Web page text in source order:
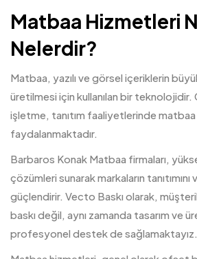
Matbaa Hizmetleri
Nelerdir?
Matbaa , yazılı ve görsel içeriklerin
üretilmesi için kullanılan bir
işletme, tanıtım faaliyetlerinde
faydalanmaktadır.
Barbaros Konak Matbaa firmaları,
çözümleri sunarak markaların
güçlendirir. Vecto Baskı olarak,
baskı değil, aynı zamanda tasarım ve
profesyonel destek de sağlamaktayız.